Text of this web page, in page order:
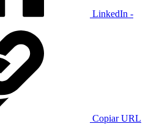
LinkedIn -
Copiar URL